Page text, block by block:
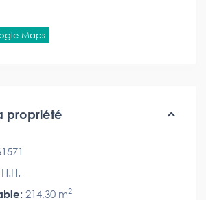
Maps
propriété
H.H.
214,30 m2